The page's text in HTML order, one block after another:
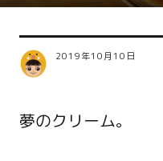
2019年10月10日
夢のクリーム。